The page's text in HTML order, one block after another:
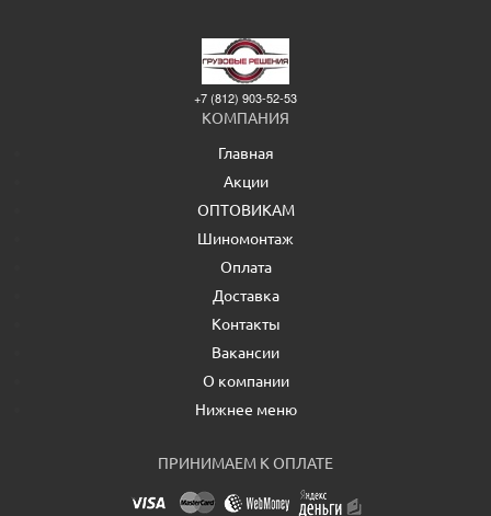
+7 (812) 903-52-53
КОМПАНИЯ
Главная
Акции
ОПТОВИКАМ
Шиномонтаж
Оплата
Доставка
Контакты
Вакансии
О компании
Нижнее меню
ПРИНИМАЕМ К ОПЛАТЕ